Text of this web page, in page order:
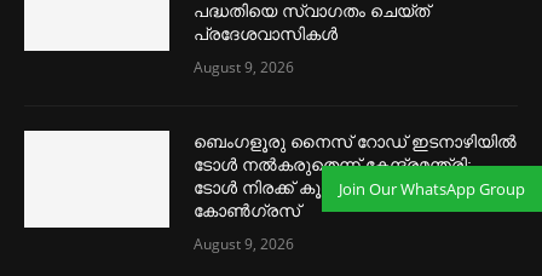
പദ്ധതിയെ സ്വാഗതം ചെയ്ത്
പ്രദേശവാസികള്‍
August 9, 2026
ബെംഗളൂരു നൈസ് റോഡ് ഇടനാഴിയില്‍
ടോള്‍ നല്‍കരുതെന്ന് കേന്ദ്രമന്ത്രി;
ടോള്‍ നിരക്ക് കൂട്ടിയതാരെന്ന്
കോണ്‍ഗ്രസ്
August 9, 2026
Join Our WhatsApp Group